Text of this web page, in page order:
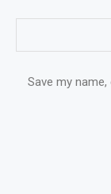
Save my